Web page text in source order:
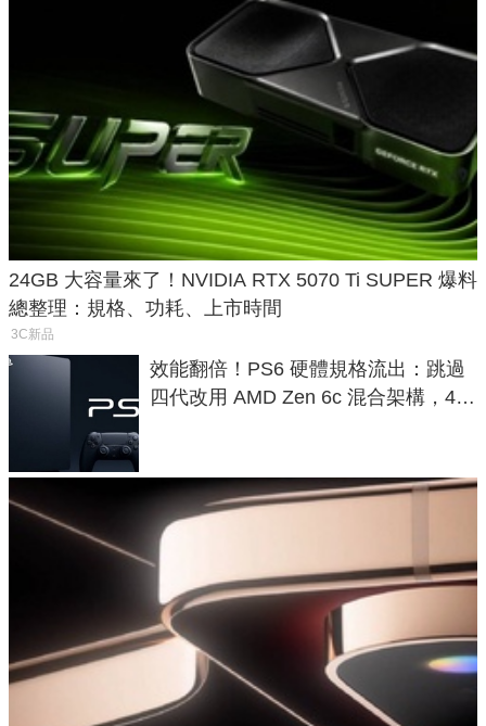
24GB 大容量來了！NVIDIA RTX 5070 Ti SUPER 爆料
總整理：規格、功耗、上市時間
3C新品
效能翻倍！PS6 硬體規格流出：跳過
四代改用 AMD Zen 6c 混合架構，4K